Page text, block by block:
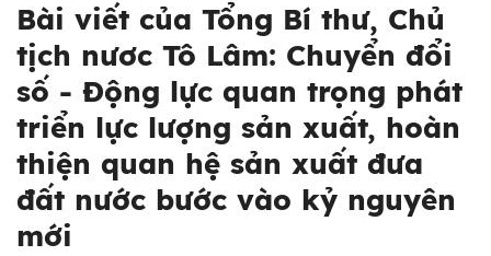
Bài viết của Tổng Bí thư, Chủ
tịch nươc Tô Lâm: Chuyển đổi
số - Động lực quan trọng phát
triển lực lượng sản xuất, hoàn
thiện quan hệ sản xuất đưa
đất nước bước vào kỷ nguyên
mới